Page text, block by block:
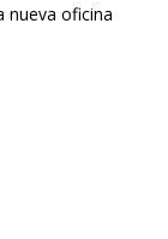
nueva oficina